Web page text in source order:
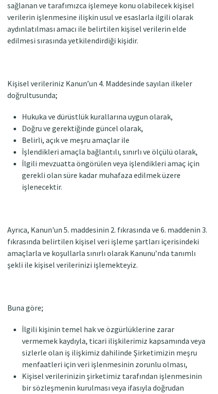
sağlanan ve tarafımızca işlemeye konu olabilecek kişisel
verilerin işlenmesine ilişkin usul ve esaslarla ilgili olarak
aydınlatılması amacı ile belirtilen kişisel verilerin elde
edilmesi sırasında yetkilendirdiği kişidir.
Kişisel verileriniz Kanun’un 4. Maddesinde sayılan ilkeler
doğrultusunda;
Hukuka ve dürüstlük kurallarına uygun olarak,
Doğru ve gerektiğinde güncel olarak,
Belirli, açık ve meşru amaçlar ile
İşlendikleri amaçla bağlantılı, sınırlı ve ölçülü olarak,
İlgili mevzuatta öngörülen veya işlendikleri amaç için
gerekli olan süre kadar muhafaza edilmek üzere
işlenecektir.
Ayrıca, Kanun'un 5. maddesinin 2. fıkrasında ve 6. maddenin 3.
fıkrasında belirtilen kişisel veri işleme şartları içerisindeki
amaçlarla ve koşullarla sınırlı olarak Kanunu’nda tanımlı
şekli ile kişisel verilerinizi işlemekteyiz.
Buna göre;
İlgili kişinin temel hak ve özgürlüklerine zarar
vermemek kaydıyla, ticari ilişkilerimiz kapsamında veya
sizlerle olan iş ilişkimiz dahilinde Şirketimizin meşru
menfaatleri için veri işlenmesinin zorunlu olması,
Kişisel verilerinizin şirketimiz tarafından işlenmesinin
bir sözleşmenin kurulması veya ifasıyla doğrudan